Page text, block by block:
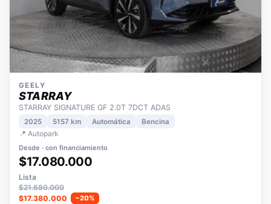
GEELY
STARRAY
STARRAY SIGNATURE GF 2.0T 7DCT ADAS
2025 5157 km
📍 Autopark
Desde · con financiamiento
$17.080.000
Lista
$21.680.000